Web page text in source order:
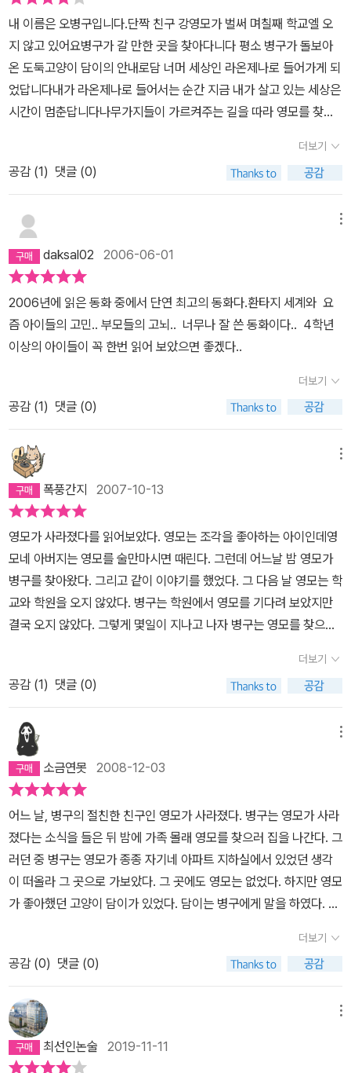
이들이 있다. 친구를 생각하는 마음이 소유가 아닌, 정말 마음 깊은 곳
에서 우러나오는 뭔가가 있어 보이는 그런 아이. 친구를 진정으로 위
할 줄 아는 아이들을 보면서, 나는 그들이 가진 그 우정이라는 재산이
무척 부러웠고, 아름다워 보인다는 생각을 여러 번 한 적이 있다. 매를
때리는 아버지라지만, 그런 아버지라도 있었으면 바라는 병구와 아버
지의 폭력으로부터 고통 받는 어린 영혼, 영모는 어느 새 둘도 없는 친
구가 되었고, 아버지한테 맞은 날이면 친구를 찾던 영모가 어느 날 사
라지는 사건은 병구에게는 큰 사건이 되어 버렸다. 영모랑 나누었던
겨울을 만난다. 많은 시간이 흘렀지만, 라온제나의 시간은 현실 세계
의 시간을 멎게 하고, 병구는 엄마가 잠든 틈에 아무 문제 없이 라온제
나에서 영모를 만나고, 그리고 영모를 동심으로 돌아오게 하여 구해
올 수 있게 된다.처음 병구가 도착한 라온제나의 봄에서 병구는 할아
버지를 만나고, 여름에서 젊은 아저씨를 만나는데 거기서 친구 영모
의 모습을 본다. 현실을 벗어나고 싶은 영모의 소망이 영모를 할아버
사이 아들을 찾아 헤매는 아버지를 만나면서, 갈등의 해결책이 조금
보이기도 한다. 병구가 다시 도착한 가을에서는 단짝 친구 영모가 원
래의 모습으로 돌아와 집으로 함께 돌아갈 수도 있겠다는 희망을 안
겨 주어 안도하게 한다. 터널을 읽어주면서, 동생이 오빠를 찾아갔듯
이 희망이도 찬이를 찾으러 가겠냐고 했더니 울면서 무서워서 못 간
다며 엄마랑 같이 가자던 딸의 얼굴이 스치면서, 우리 아이들에게도
무섭지만, 친구를 구해서 머나먼 라온제나로 용기 내어 찾아 갈 그런
근사한 친구가 하나 생겼으면 하고 바래본다. 그리고 그런 친구들이
되어 주기를. 공지희 작가의 책으로 두 번째 읽은 책이다. 다음 책은
작년 반 아이가 자기 용돈으로 사서 읽고학급에 기증하고는 책 들고
가라고 내게까지 준 책 <<마법의 빨간 립스틱>>을 읽어 보아야겠다.
*라온제나는 '즐거운 나'의 순우리말이란다. 황선미의 나온의 숨어있
내 이름은 오병구입니다.단짝 친구 강영모가 벌써 며칠째 학교엘 오
지 않고 있어요병구가 갈 만한 곳을 찾아다니다 평소 병구가 돌보아
온 도둑고양이 담이의 안내로담 너머 세상인 라온제나로 들어가게 되
었답니다내가 라온제나로 들어서는 순간 지금 내가 살고 있는 세상은
시간이 멈춘답니다나무가지들이 가르켜주는 길을 따라 영모를 찾아
친구 영모는 수학을 참 잘하는 아이예요 가끔씩 수학학원에서 나에게
답을 가르쳐 주기도 해요 공부는 잘 하지만 학교에선 늘 혼자랍니다.
쉿! 이건 비밀인데요영모는 주머니칼을 가지고 다니면서 조각하는 걸
좋아해요하지만영모아빠는 영모가 조각하는 걸 굉장히 싫어하신답니
수시로 영모를 때려서 몸 구석구석 멍이 많답니다그날도 아버지 몰래
나무젓가락에다 조각을 하다 아버지에게 발각되면서영모는 집을 나
오게 되고 그러다 라온제나라는 또다른 세상으로 들어가게 됩니다.영
모를 찾아다니던 영모 아빠가 때늦은 후회를 하시더군요'나는 나쁜
아버지입니다. 아들이 내 것이라고 생각했어요. 내 마음대로 내가 원
하는 대로만들 수 있으리라고 생각했어요. '라온제나는 '즐거운 나'라
는 뜻을 지닌 순 우리말입니다.아버지의 사과로 마음이 즐거워지고
원도 영모가 있어 그나마 좋았었는데..영모야 빨리 돌아와
더보기
공감 (1) 댓글 (0)
daksal02 2006-06-01
2006년에 읽은 동화 중에서 단연 최고의 동화다.환타지 세계와 요
즘 아이들의 고민.. 부모들의 고뇌.. 너무나 잘 쓴 동화이다.. 4학년
이상의 아이들이 꼭 한번 읽어 보았으면 좋겠다..
더보기
공감 (1) 댓글 (0)
폭풍간지 2007-10-13
영모가 사라졌다를 읽어보았다. 영모는 조각을 좋아하는 아이인데영
모네 아버지는 영모를 술만마시면 때린다. 그런데 어느날 밤 영모가
병구를 찾아왔다. 그리고 같이 이야기를 했었다. 그 다음 날 영모는 학
교와 학원을 오지 않았다. 병구는 학원에서 영모를 기다려 보았지만
결국 오지 않았다. 그렇게 몇일이 지나고 나자 병구는 영모를 찾으러
들어가본다. 그런데 거기에는 고양이 한마리가 있었다. 병구는 그 고
양이에게 영모가 어디있냐고 물어본다 그러자 고양이는 영모가 있는
그 곳까지 데려다 준다. 하지만 완벽하게 다온것이 아니고 자기가 직
접 영모를 찾아야 한다는 것이다. 병구는 고양이가 숲에게 자기 몸을
맡기라는 것을 잊지않았다. 그리고 나무를 보니 나무가 전부다 한곳
으로 움직이고 있었다. 그 곳으로 쭉 가보니 오두막집같이 생긴것이
있었다. 그 곳에는 영모와 로아라는 아이가 있었지만 영모는 그 곳에
서 할아버지가 되어있었다. 그 곳에서는 자기가 늙고싶다고 생각하면
늙어지는 곳이기 때문이다. 그렇게 몇일동안 그 숲(라온제나)에 할아
버지(영모)를 만나러 갔다. 그러던 어느날 어떤 한 아저씨가 들어왔는
데 보니 영모의 아버지였다. 영모의 아버지는 병구를 보고 깜짝놀라
면서 영모가 어디있냐고 물어보았다. 병구는 자신도 찾고있는 중이라
면서 대답했다. 그런데 그 일이 있고 난 다음에 할아버지가 영모라는
것을 알게 되었다. 병구는 영모에게 옛날 일을 생각해 보라고 했다. 그
날 라온제나에 가보니 영모는 옛날의 영모로 돌아와 있었다. 그리고
영모와 병구는 예전처럼 친하게 지낸다.나는 이 책을 읽으면서 라온
제나라는 곳에 나도 갔으면 좋겠다는 생각이 들었다. 거기에 가면 자
기가 원하는 대로 할 수 있으면서 어린아이가 되고싶으면 어린아이가
더보기
공감 (1) 댓글 (0)
소금연못 2008-12-03
어느 날, 병구의 절친한 친구인 영모가 사라졌다. 병구는 영모가 사라
졌다는 소식을 들은 뒤 밤에 가족 몰래 영모를 찾으러 집을 나간다. 그
러던 중 병구는 영모가 종종 자기네 아파트 지하실에서 있었던 생각
이 떠올라 그 곳으로 가보았다. 그 곳에도 영모는 없었다. 하지만 영모
가 좋아했던 고양이 담이가 있었다. 담이는 병구에게 말을 하였다. 그
의 기억을 잊고 살아가는 영모를 만날 수 있었다. 영모는 그 곳에서 마
음의 안정을 찾았고 우연히 ‘라온제나’의 세계로 오신 아버지의 새로
운 모습을 발견할 수 있었다. 영모는 ‘아버지’란 존재가 너무 싫었다.
술이나 마시고 들어오면 아들을 두들겨 패니 영모는 이런 아버지를
보면 자기 자신이 두려워졌다. 그에 반해 아버지가 곁에 안 계시는 병
구는 왜 자기에게 아버지가 없을까? 생각하며 아버지를 원망했다. 두
더보기
공감 (0) 댓글 (0)
최선인논술 2019-11-11